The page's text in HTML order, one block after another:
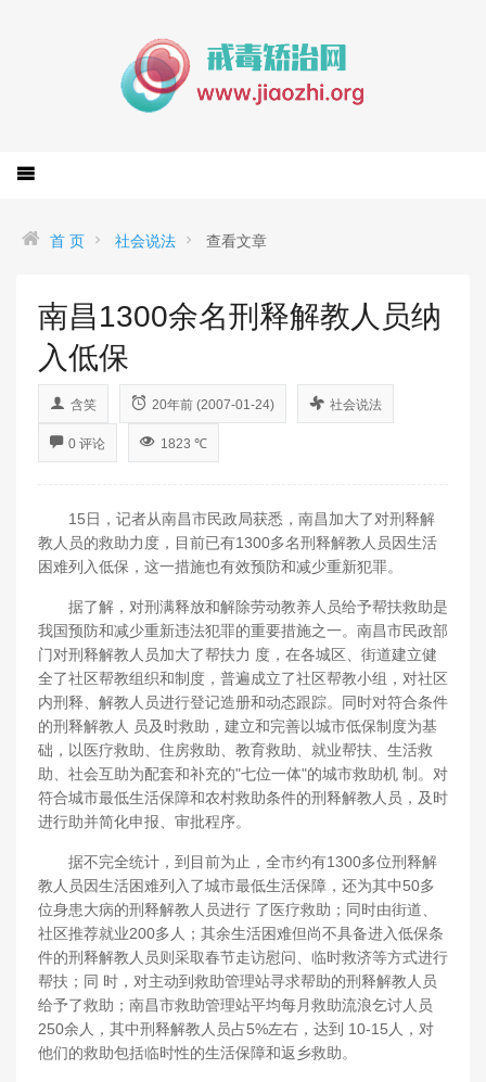
首 页 社会说法 查看文章
南昌1300余名刑释解教人员纳
入低保
含笑 20年前 (2007-01-24) 社会说法
0 评论 1823 ℃
15日，记者从南昌市民政局获悉，南昌加大了对刑释解
教人员的救助力度，目前已有1300多名刑释解教人员因生活
困难列入低保，这一措施也有效预防和减少重新犯罪。
据了解，对刑满释放和解除劳动教养人员给予帮扶救助是
我国预防和减少重新违法犯罪的重要措施之一。南昌市民政部
门对刑释解教人员加大了帮扶力 度，在各城区、街道建立健
全了社区帮教组织和制度，普遍成立了社区帮教小组，对社区
内刑释、解教人员进行登记造册和动态跟踪。同时对符合条件
的刑释解教人 员及时救助，建立和完善以城市低保制度为基
础，以医疗救助、住房救助、教育救助、就业帮扶、生活救
助、社会互助为配套和补充的"七位一体"的城市救助机 制。对
符合城市最低生活保障和农村救助条件的刑释解教人员，及时
进行助并简化申报、审批程序。
据不完全统计，到目前为止，全市约有1300多位刑释解
教人员因生活困难列入了城市最低生活保障，还为其中50多
位身患大病的刑释解教人员进行 了医疗救助；同时由街道、
社区推荐就业200多人；其余生活困难但尚不具备进入低保条
件的刑释解教人员则采取春节走访慰问、临时救济等方式进行
帮扶；同 时，对主动到救助管理站寻求帮助的刑释解教人员
给予了救助；南昌市救助管理站平均每月救助流浪乞讨人员
250余人，其中刑释解教人员占5%左右，达到 10-15人，对
他们的救助包括临时性的生活保障和返乡救助。